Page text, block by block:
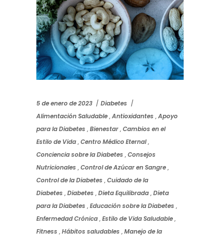
5 de enero de 2023
Diabetes
Alimentación Saludable,Antioxidantes ,Apoyo
para la Diabetes ,Bienestar,Cambios en el
Estilo de Vida,Centro Médico Eternal,
Conciencia sobre la Diabetes ,Consejos
Nutricionales ,Control de Azúcar en Sangre,
Control de la Diabetes ,Cuidado de la
Diabetes ,Diabetes ,Dieta Equilibrada,Dieta
para la Diabetes ,Educación sobre la Diabetes ,
Enfermedad Crónica,Estilo de Vida Saludable,
Fitness ,Hábitos saludables ,Manejo de la